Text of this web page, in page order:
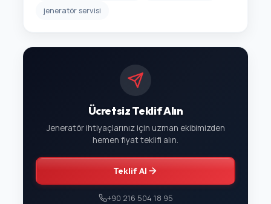
jeneratör servisi
Ücretsiz Teklif Alın
Jeneratör ihtiyaçlarınız için uzman ekibimizden
hemen fiyat teklifi alın.
Teklif Al
+90 216 504 18 95